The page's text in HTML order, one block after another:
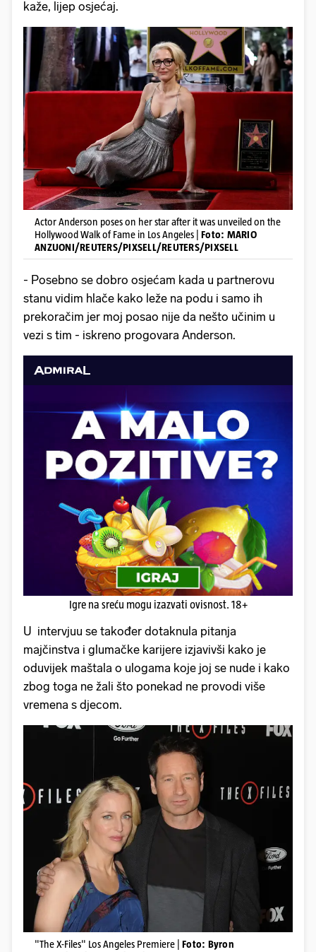
kaže, lijep osjećaj.
Actor Anderson poses on her star after it was unveiled on the
Hollywood Walk of Fame in Los Angeles | Foto: MARIO
ANZUONI/REUTERS/PIXSELL/REUTERS/PIXSELL
- Posebno se dobro osjećam kada u partnerovu
stanu vidim hlače kako leže na podu i samo ih
prekoračim jer moj posao nije da nešto učinim u
vezi s tim - iskreno progovara Anderson.
Igre na sreću mogu izazvati ovisnost. 18+
U intervjuu se također dotaknula pitanja
majčinstva i glumačke karijere izjavivši kako je
oduvijek maštala o ulogama koje joj se nude i kako
zbog toga ne žali što ponekad ne provodi više
vremena s djecom.
"The X-Files" Los Angeles Premiere | Foto: Byron